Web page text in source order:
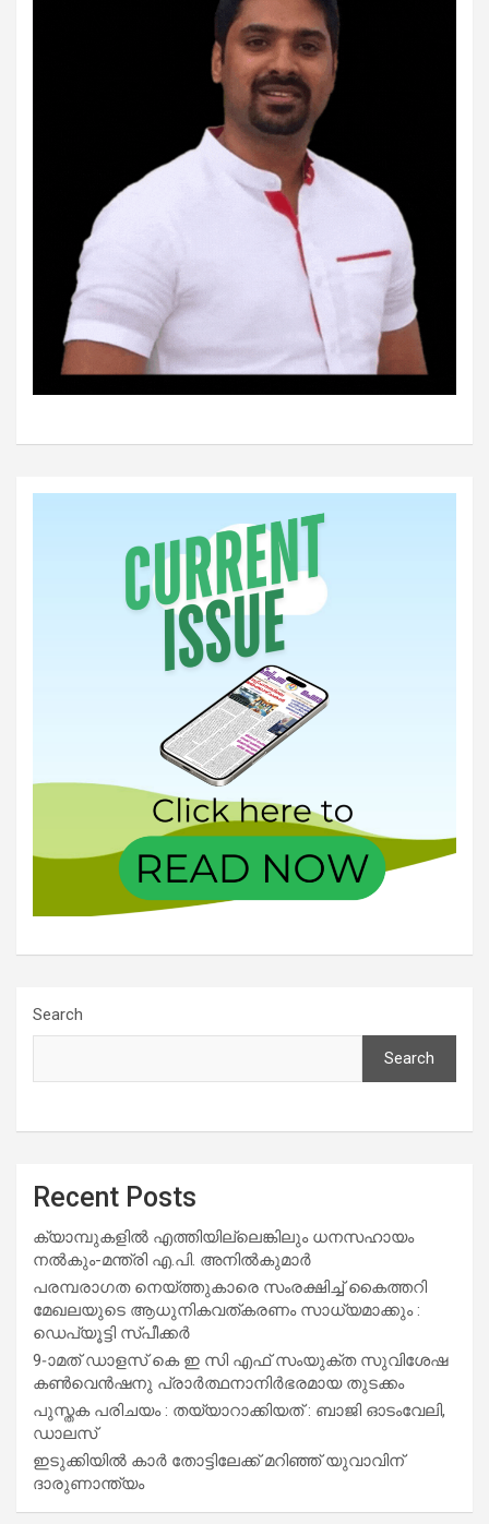
Search
Search
Recent Posts
ക്യാമ്പുകളിൽ എത്തിയില്ലെങ്കിലും ധനസഹായം
നൽകും-മന്ത്രി എ.പി. അനിൽകുമാർ
പരമ്പരാഗത നെയ്ത്തുകാരെ സംരക്ഷിച്ച് കൈത്തറി
മേഖലയുടെ ആധുനികവത്കരണം സാധ്യമാക്കും :
ഡെപ്യൂട്ടി സ്പീക്കർ
9-ാമത് ഡാളസ് കെ ഇ സി എഫ് സംയുക്ത സുവിശേഷ
കൺവെൻഷനു പ്രാർത്ഥനാനിർഭരമായ തുടക്കം
പുസ്തക പരിചയം : തയ്യാറാക്കിയത് : ബാജി ഓടംവേലി,
ഡാലസ്
ഇടുക്കിയിൽ കാർ തോട്ടിലേക്ക് മറിഞ്ഞ് യുവാവിന്
ദാരുണാന്ത്യം